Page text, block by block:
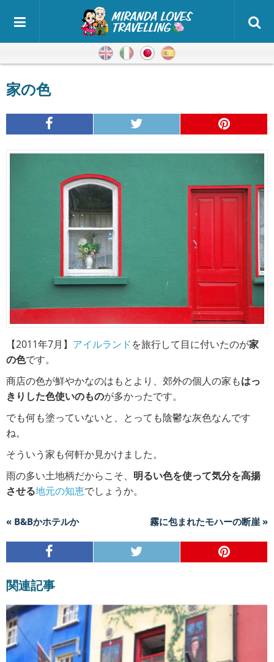
英語 イタリア語
日本語
家の色
【2011年7月】 アイルランドを旅行して目に付いたのが家
の色です。
商店の色が鮮やかなのはもとより、郊外の個人の家もはっ
きりした色使いのものが多かったです。
でも何も塗っていないと、とっても陰鬱な灰色なんです
ね。
そういう家も何軒か見かけました。
雨の多い土地柄だからこそ、 明るい色を使って気分を高揚
させる地元の知恵でしょうか。
« B&Bかホテルか 霧に包まれたモハーの断崖 »
関連記事